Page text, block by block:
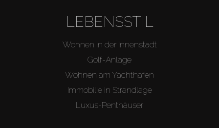
LEBENSSTIL
Wohnen in der Innenstadt
Golf-Anlage
Wohnen am Yachthafen
Immobilie in Strandlage
Luxus-Penthäuser